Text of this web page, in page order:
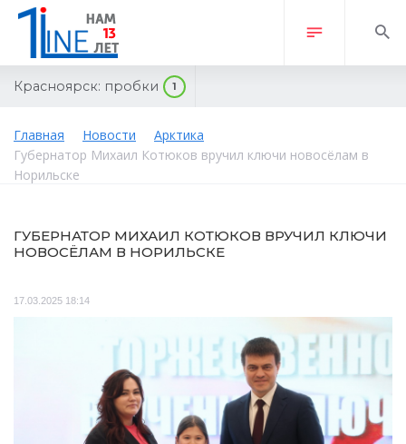
Красноярск: пробки 1
Главная Новости
Арктика
Губернатор Михаил Котюков вручил ключи новосёлам в
Норильске
ГУБЕРНАТОР МИХАИЛ КОТЮКОВ ВРУЧИЛ КЛЮЧИ
НОВОСЁЛАМ В НОРИЛЬСКЕ
17.03.2025 18:14